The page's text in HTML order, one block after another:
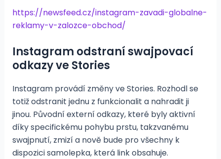
https://newsfeed.cz/instagram-zavadi-globalne-
reklamy-v-zalozce-obchod/
Instagram odstraní swajpovací
odkazy ve Stories
Instagram provádí změny ve Stories. Rozhodl se
totiž odstranit jednu z funkcionalit a nahradit ji
jinou. Původní externí odkazy, které byly aktivní
díky specifickému pohybu prstu, takzvanému
swajpnutí, zmizí a nově bude pro všechny k
dispozici samolepka, která link obsahuje.